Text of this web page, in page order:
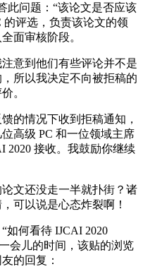
此问题：“该论文是否应该
的评选，负责该论文的领
面审核阶段。
意到他们有些评论并不是
所以我决定不向被拒稿的
。
情况下收到拒稿通知，
高级 PC 和一位领域主席
2020 接收。我鼓励你继续
文还没走一半就扑街？诸
可以说是心态炸裂啊！
何看待 IJCAI 2020
会儿的时间，该贴的浏览
的回复：